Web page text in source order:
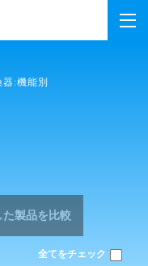
:機能別
た製品を比較
全てをチェック